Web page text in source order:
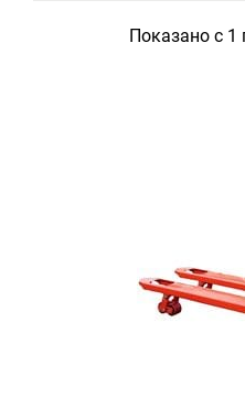
Показано с 1